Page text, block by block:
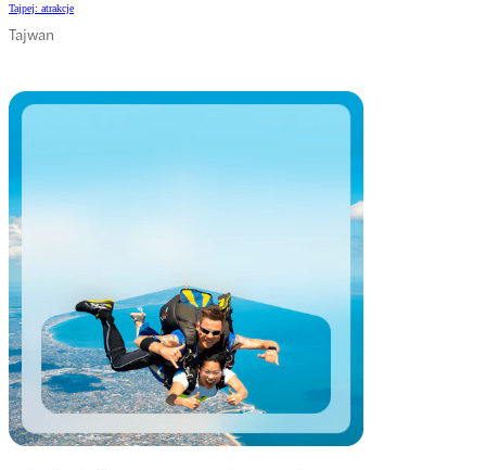
Tajpej: atrakcje
Tajwan